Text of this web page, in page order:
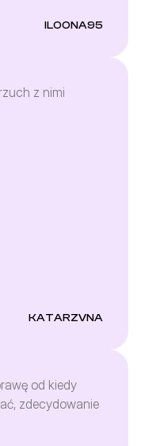
ILOONA95
z nimi
KATARZVNA
od kiedy
zdecydowanie